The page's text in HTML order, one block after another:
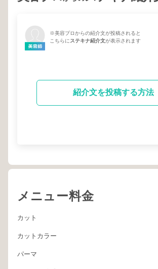
※美容プロからの紹介文が投稿されると
こちらにステキナ紹介文が表示されます
紹介文を投稿する方法
メニュー料金
カット
カットカラー
パーマ